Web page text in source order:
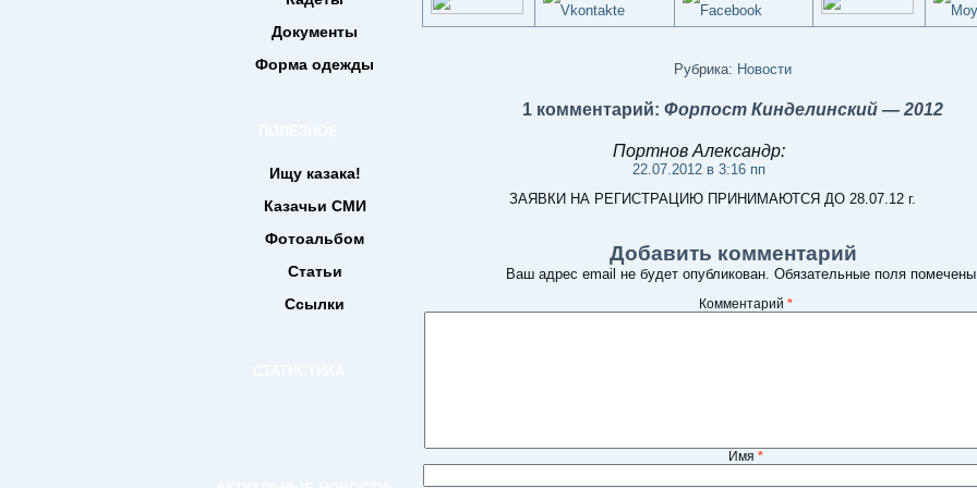
Документы
Форма одежды
Ищу казака!
Казачьи СМИ
Фотоальбом
Статьи
Ссылки
Рубрика: Новости
1 комментарий: Форпост Кинделинский — 2012
Портнов Александр:
22.07.2012 в 3:16 пп
ЗАЯВКИ НА РЕГИСТРАЦИЮ ПРИНИМАЮТСЯ ДО 28.07.12 г.
Добавить комментарий
Ваш адрес email не будет опубликован. Обязательные поля
Комментарий *
Имя *